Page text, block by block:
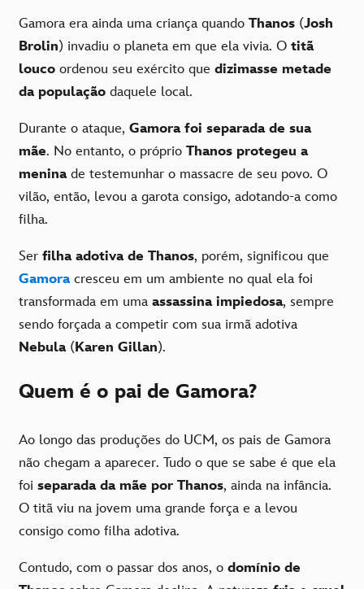
Gamora era ainda uma criança quando Thanos (Josh
Brolin) invadiu o planeta em que ela vivia. O titã
louco ordenou seu exército que dizimasse metade
da população daquele local.
Durante o ataque, Gamora foi separada de sua
mãe. No entanto, o próprio Thanos protegeu a
meninade testemunhar o massacre de seu povo. O
vilão, então, levou a garota consigo, adotando-a como
filha.
Ser filha adotiva de Thanos, porém, significou que
Gamoracresceu em um ambiente no qual ela foi
transformada em uma assassina impiedosa, sempre
sendo forçada a competir com sua irmã adotiva
Nebula (Karen Gillan).
Quem é o pai de Gamora?
Ao longo das produções do UCM, os pais de Gamora
não chegam a aparecer. Tudo o que se sabe é que ela
foi separada da mãe por Thanos, ainda na infância.
O titã viu na jovem uma grande força e a levou
consigo como filha adotiva.
Contudo, com o passar dos anos, o domínio de